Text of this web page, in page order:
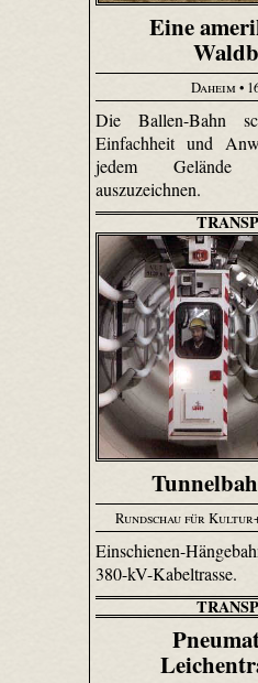
Eine
Daheim•
Die Ballen-Bahn
Einfachheit und
jedem
auszuzeichnen.
Rundschau für
Einschienen-
380-kV-Kabeltrasse.